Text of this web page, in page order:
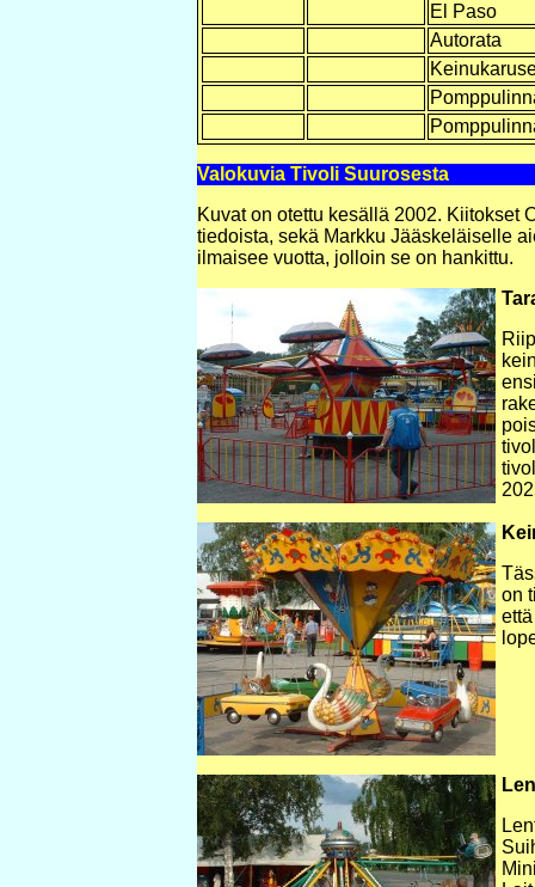
El Paso
Autorata
Valokuvia Tivoli Suurosesta
Kuvat on otettu kesällä 2002. Kiitokset
tiedoista, sekä Markku Jääskeläiselle
ilmaisee vuotta, jolloin se on hankittu.
on